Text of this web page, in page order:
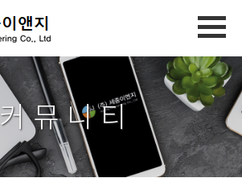
커 뮤 니 티